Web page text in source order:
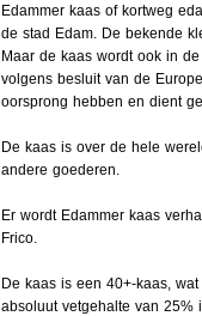
Edammer kaas of kortweg
de stad Edam. De bekende
Maar de kaas wordt ook in
volgens besluit van de
oorsprong hebben en dient
De kaas is over de hele
andere goederen.
Er wordt Edammer kaas
Frico.
De kaas is een 40+-kaas,
absoluut vetgehalte van